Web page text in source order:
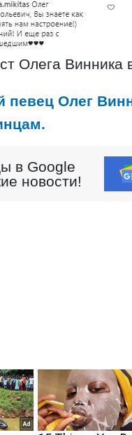
Олега Винника
певец Олег
в Google
новости!